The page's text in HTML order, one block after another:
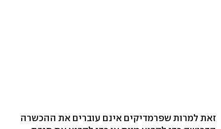
זאת למרות שפרמדיקים אינם עוברים את ההכשרה